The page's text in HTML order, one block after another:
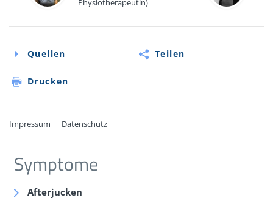
Physiotherapeutin)
Quellen Teilen
Drucken
Impressum Datenschutz
Quellen
Online-Informationen der Deutschen Gesellschaft für
Neurologie: Diagnostik und Differenzialdiagnose bei
Symptome
Afterjucken